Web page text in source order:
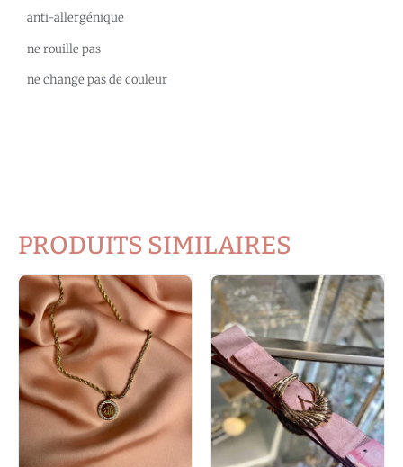
anti-allergénique
ne rouille pas
ne change pas de couleur
PRODUITS SIMILAIRES